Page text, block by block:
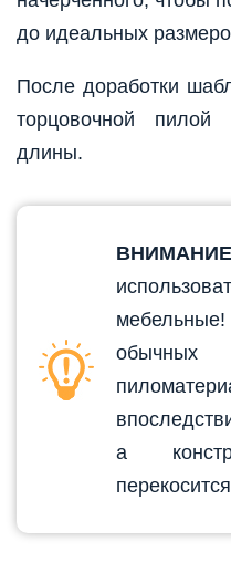
до идеальных
После доработки
торцовочной пилой
длины.
а